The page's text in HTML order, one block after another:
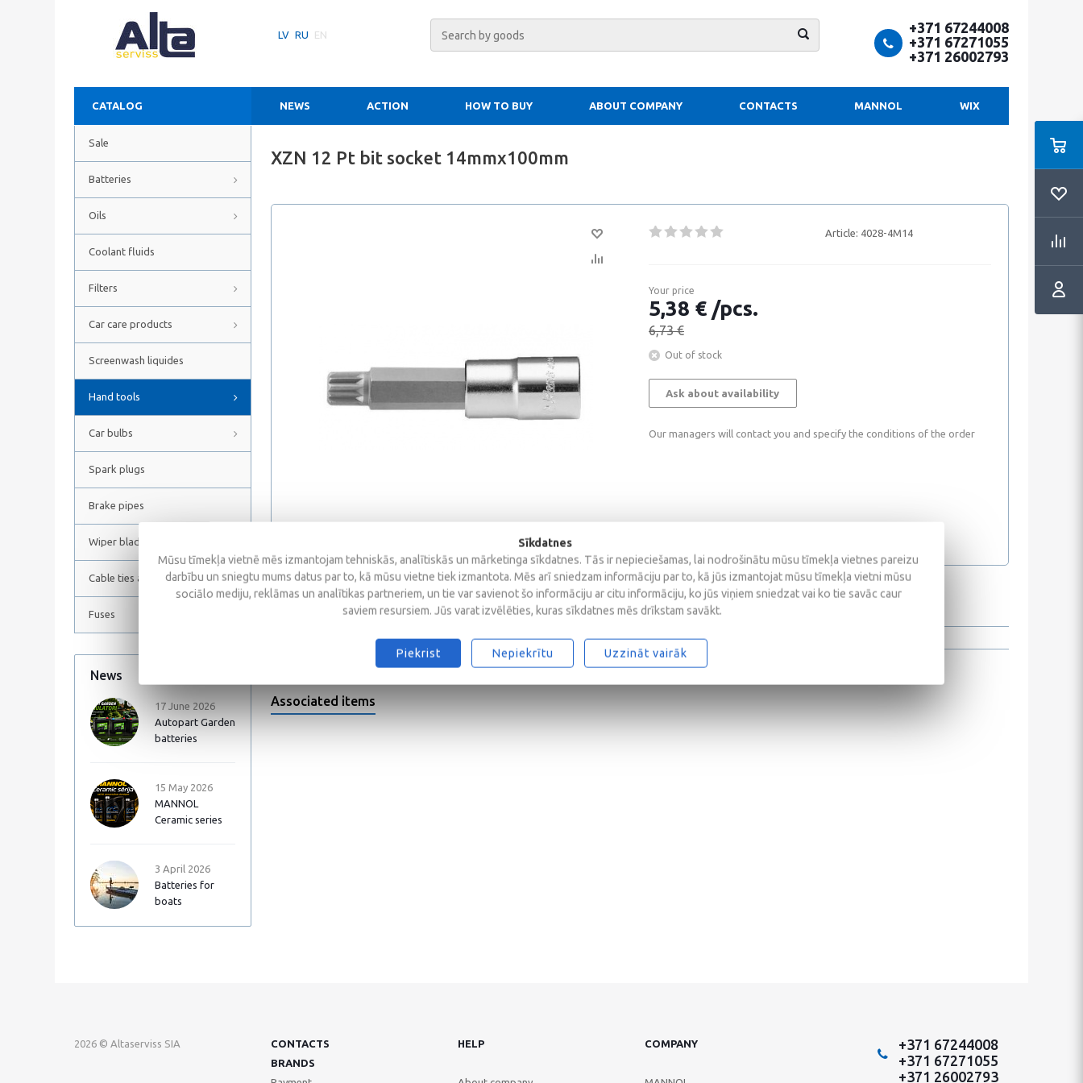
LV RU EN
+371 67244008
+371 67271055
+371 26002793
CATALOG NEWS ACTION HOW TO BUY ABOUT COMPANY CONTACTS MANNOL WIX
Sale
Batteries
Oils
Coolant fluids
Filters
Car care products
Screenwash liquides
Hand tools
Car bulbs
Spark plugs
Brake pipes
Wiper blades
Cable ties and Hose clamps
Fuses
News
17 June 2026
Autopart Garden
batteries
15 May 2026
MANNOL
Ceramic series
3 April 2026
Batteries for
boats
XZN 12 Pt bit socket 14mmx100mm
Article: 4028-4M14
Your price
5,38 € /pcs.
6,73 €
Out of stock
Ask about availability
Our managers will contact you and specify the conditions of the order
Associated items
2026 © Altaserviss SIA CONTACTS HELP
COMPANY
BRANDS
+371 67244008
+371 67271055
+371 26002793
Sīkdatnes
Mūsu tīmekļa vietnē mēs izmantojam tehniskās, analītiskās un mārketinga sīkdatnes. Tās ir nepieciešamas, lai nodrošinātu mūsu tīmekļa vietnes pareizu
darbību un sniegtu mums datus par to, kā mūsu vietne tiek izmantota. Mēs arī sniedzam informāciju par to, kā jūs izmantojat mūsu tīmekļa vietni mūsu
sociālo mediju, reklāmas un analītikas partneriem, un tie var savienot šo informāciju ar citu informāciju, ko jūs viņiem sniedzat vai ko tie savāc caur
saviem resursiem. Jūs varat izvēlēties, kuras sīkdatnes mēs drīkstam savākt.
Piekrist Nepiekrītu Uzzināt vairāk